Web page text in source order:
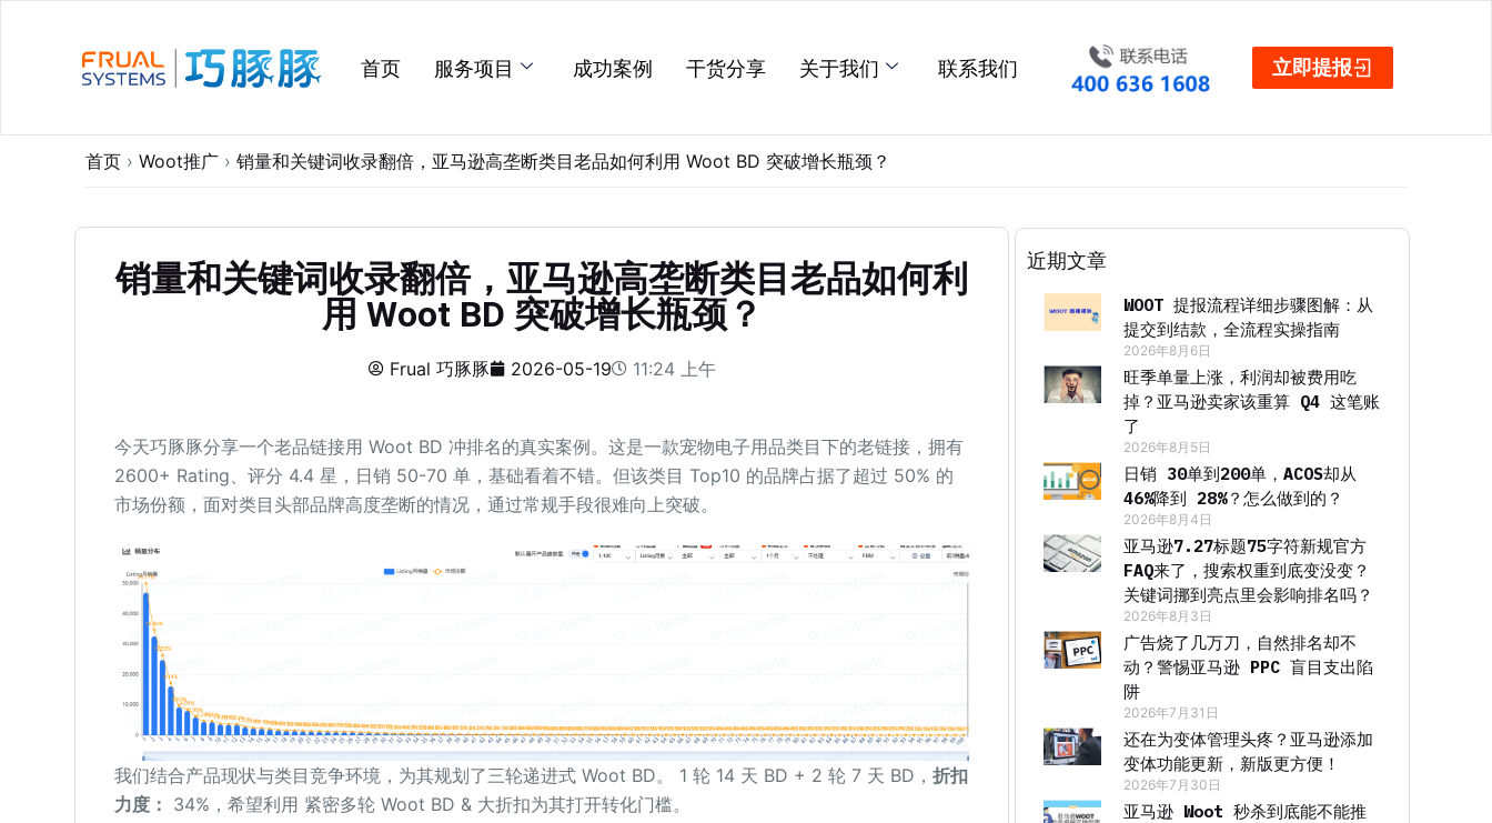
首页 服务项目 成功案例 干货分享 关于我们 联系我们 立即提报
首页 › Woot推广 › 销量和关键词收录翻倍，亚马逊高垄断类目老品如何利用 Woot BD 突破增长瓶颈？
销量和关键词收录翻倍，亚马逊高垄断类目老品如何利
用 Woot BD 突破增长瓶颈？
Frual 巧豚豚 2026-05-19 11:24 上午
今天巧豚豚分享一个老品链接用 Woot BD 冲排名的真实案例。 这是一款宠物电子用品类目下的老链接，拥有
2600+ Rating、评分 4.4 星，日销 50-70 单，基础看着不错。但该类目 Top10 的品牌占据了超过 50% 的
市场份额，面对类目头部品牌高度垄断的情况，通过常规手段很难向上突破。
我们结合产品现状与类目竞争环境，为其规划了三轮递进式 Woot BD。 1 轮 14 天 BD + 2 轮 7 天 BD， 折扣
力度： 34%，希望利用 紧密多轮 Woot BD & 大折扣为其打开转化门槛。
近期文章
WOOT 提报流程详细步骤图解：从
提交到结款，全流程实操指南
2026年8月6日
旺季单量上涨，利润却被费用吃
掉？亚马逊卖家该重算 Q4 这笔账
了
2026年8月5日
日销 30单到200单，ACOS却从
46%降到 28%？怎么做到的？
2026年8月4日
亚马逊7.27标题75字符新规官方
FAQ来了，搜索权重到底变没变？
关键词挪到亮点里会影响排名吗？
2026年8月3日
广告烧了几万刀，自然排名却不
动？警惕亚马逊 PPC 盲目支出陷
阱
2026年7月31日
还在为变体管理头疼？亚马逊添加
变体功能更新，新版更方便！
2026年7月30日
亚马逊 Woot 秒杀到底能不能推